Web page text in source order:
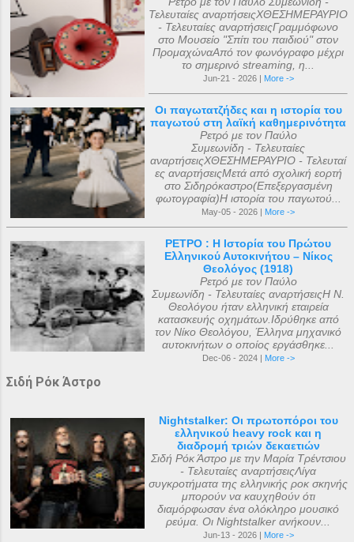
Τελευταίες αναρτήσειςΧΘΕΣΗΜΕΡΑΥΡΙΟ
- Τελευταίες αναρτήσειςΓραμμόφωνο
στο Μουσείο "Σπίτι του παιδιού" στον
ΠρομαχώναΑπό τον φωνόγραφο μέχρι
το σημερινό streaming, η...
Jun-21 - 2026 | More ->
Οι παγωτατζήδες και η ιστορία του
παγωτού στη λαϊκή καθημερινότητα
Ρετρό με τον Παύλο
Συμεωνίδη - Τελευταίες
αναρτήσειςΧΘΕΣΗΜΕΡΑΥΡΙΟ - Τελευταί
ες αναρτήσειςΜετά από σχολική εορτή
στο Σιδηρόκαστρο(Επεξεργασμένη
φωτογραφία)Η ιστορία του παγωτού...
May-05 - 2026 | More ->
ΡΕΤΡΟ : Η Ιστορία του Πρώτου
Ελληνικού Αυτοκινήτου – Νίκος
Θεολόγος (1918)
Ρετρό με τον Παύλο
Συμεωνίδη - Τελευταίες αναρτήσειςΗ Ν.
Θεολόγου ήταν ελληνική εταιρεία
κατασκευής οχημάτων.Ιδρύθηκε από
τον Νίκο Θεολόγου, Έλληνα μηχανικό
αυτοκινήτων ο οποίος εργάσθηκε...
Dec-06 - 2024 | More ->
Σιδή Ρόκ Άστρο
Nightstalker: Οι πρωτοπόροι του
ελληνικού heavy rock και η
διαδρομή τριών δεκαετιών
Σιδή Ρόκ Άστρο με την Μαρία Τρέντσιου
- Τελευταίες αναρτήσειςΛίγα
συγκροτήματα της ελληνικής ροκ σκηνής
μπορούν να καυχηθούν ότι
διαμόρφωσαν ένα ολόκληρο μουσικό
ρεύμα. Οι Nightstalker ανήκουν...
Jun-13 - 2026 | More ->